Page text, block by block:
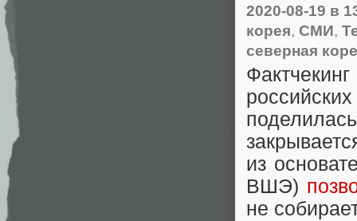
2020-08-19 в
корея, СМИ,
северная
из
ВШЭ)
не